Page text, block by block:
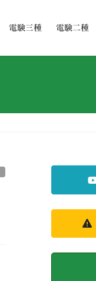
電験三種 電験二種